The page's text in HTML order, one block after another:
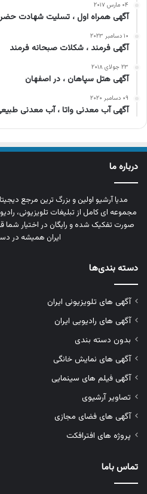
۰۴ مارس ۲۰۱۷
آگهی همراه اول ، تسلیت شهادت
۱۰ دسامبر ۲۰۲۳
آگهی فرمند ، شکلات صبحانه فرمند
۲۳ جولای ۲۰۱۸
آگهی هتل سپاهان ، در اصفهان
۰۹ دسامبر ۲۰۲۰
آگهی آب معدنی واتا ، آب معدنی
درباره ما
مدیا آرشیو اولین و بزرگ‌ ترین مرجع
مجموعه‌ ای کامل از تبلیغات تلویزیونی،
صورت تفکیک‌ شده و رایگان در اختیار شما
ایران همیشه در
دسته بندی‌ها
آگهی های تلویزیونی ایران
آگهی های رادیویی ایران
بدون دسته بندی
آگهی های نمایش خانگی
آگهی فیلم های سینمایی
تصاویر آرشیوی
آگهی های فضای مجازی
پروژه های افترافکت
تماس باما